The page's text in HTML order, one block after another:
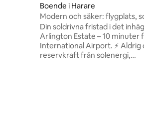
Boende i Harare
Modern och säker: flygplats,
borrhål, WiFi
Din soldrivna fristad i det
Arlington Estate – 10 minuter
International Airport. ⚡ Aldrig offline: full
reservkraft från solenergi,